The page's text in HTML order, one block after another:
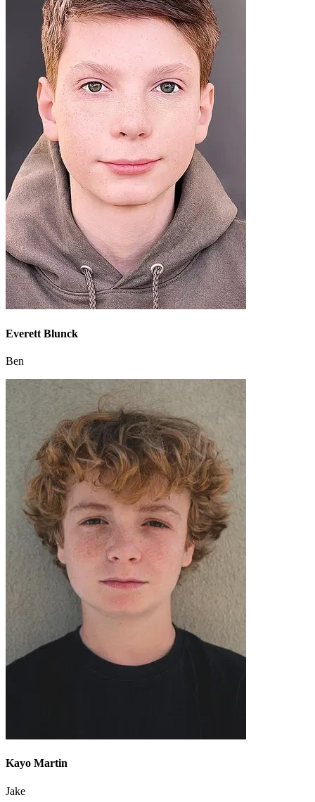
Everett Blunck
Ben
Kayo Martin
Jake